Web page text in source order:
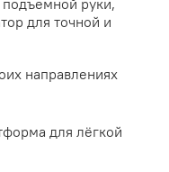
руки,
для точной и
направлениях
для лёгкой